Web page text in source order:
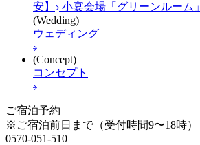
安】
小宴会場「グリーンルーム」
(Wedding)
ウェディング
(Concept)
コンセプト
ご宿泊予約
※ご宿泊前日まで（受付時間9〜18時）
0570-051-510